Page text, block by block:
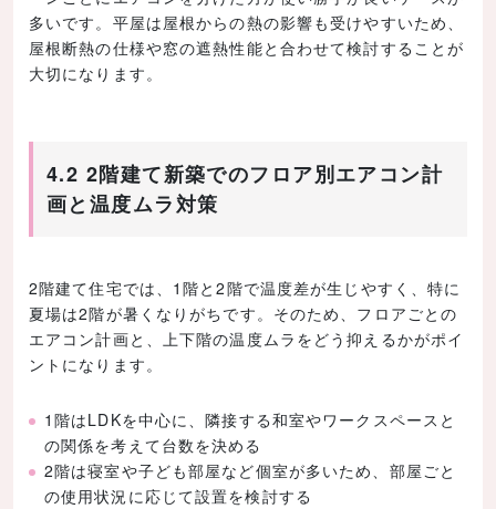
多いです。平屋は屋根からの熱の影響も受けやすいため、
屋根断熱の仕様や窓の遮熱性能と合わせて検討することが
大切になります。
4.2 2階建て新築でのフロア別エアコン計
画と温度ムラ対策
2階建て住宅では、1階と2階で温度差が生じやすく、特に
夏場は2階が暑くなりがちです。そのため、フロアごとの
エアコン計画と、上下階の温度ムラをどう抑えるかがポイ
ントになります。
1階はLDKを中心に、隣接する和室やワークスペースと
の関係を考えて台数を決める
2階は寝室や子ども部屋など個室が多いため、部屋ごと
の使用状況に応じて設置を検討する